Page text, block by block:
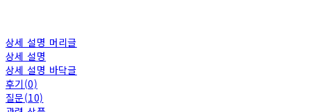
상세 설명 머리글
상세 설명
상세 설명 바닥글
후기(0)
질문(10)